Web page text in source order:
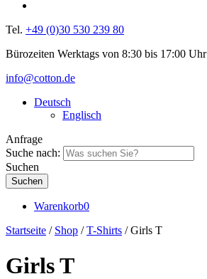
Tel. +49 (0)30 530 239 80
Bürozeiten Werktags von 8:30 bis 17:00 Uhr
info@cotton.de
Deutsch
Englisch
Anfrage
Suche nach:
Suchen
Warenkorb0
Startseite / Shop /T-Shirts / Girls T
Girls T